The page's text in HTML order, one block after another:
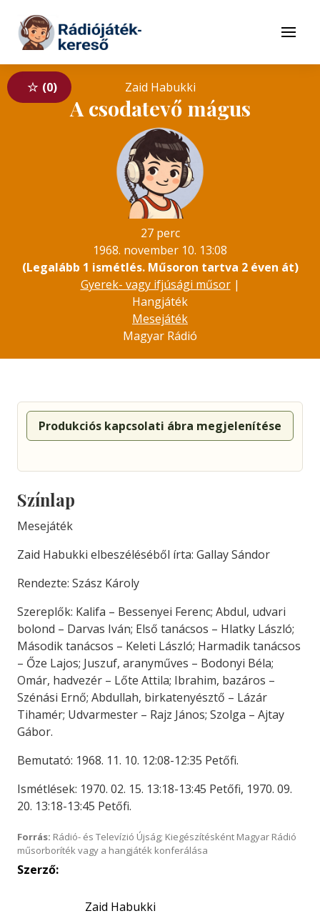
Tovább a tartalomhoz
Menü
0 Zaid Habukki
A csodatevő mágus
27 perc
1968. november 10. 13:08
(Legalább 1 ismétlés. Műsoron tartva 2 éven át)
Gyerek- vagy ifjúsági műsor|
Hangjáték
Mesejáték
Magyar Rádió
Produkciós kapcsolati ábra megjelenítése
Színlap
Mesejáték
Zaid Habukki elbeszéléséből írta: Gallay Sándor
Rendezte: Szász Károly
Szereplők: Kalifa – Bessenyei Ferenc; Abdul, udvari
bolond – Darvas Iván; Első tanácsos – Hlatky László;
Második tanácsos – Keleti László; Harmadik tanácsos
– Őze Lajos; Juszuf, aranyműves – Bodonyi Béla;
Omár, hadvezér – Lőte Attila; Ibrahim, bazáros –
Szénási Ernő; Abdullah, birkatenyésztő – Lázár
Tihamér; Udvarmester – Rajz János; Szolga – Ajtay
Gábor.
Bemutató: 1968. 11. 10. 12:08-12:35 Petőfi.
Ismétlések: 1970. 02. 15. 13:18-13:45 Petőfi, 1970. 09.
20. 13:18-13:45 Petőfi.
Forrás: Rádió- és Televízió Újság; Kiegészítésként Magyar Rádió
műsorboríték vagy a hangjáték konferálása
Szerző:
Zaid Habukki